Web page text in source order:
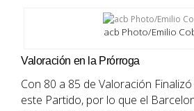
acb Photo/Emilio
Valoración en la Prórroga
Con 80 a 85 de Valoración
este Partido, por lo que el